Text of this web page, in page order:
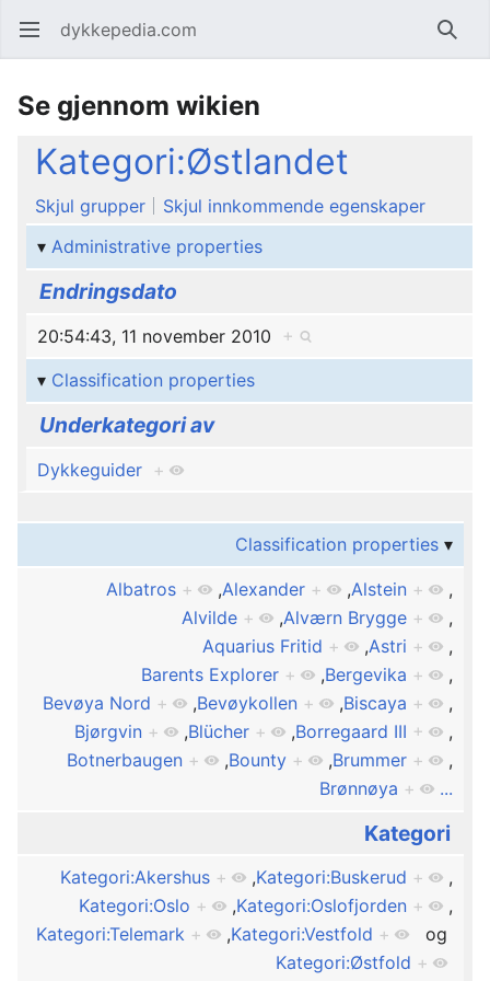
Åpne hovedmenyen dykkepedia.com Søk
Se gjennom wikien
Kategori:Østlandet
Skjul grupper
Skjul innkommende egenskaper
Administrative properties
Endringsdato
20:54:43, 11 november 2010 +
Classification properties
Underkategori av
Dykkeguider +
Classification properties
Albatros + ,Alexander + ,Alstein +
,
Alvilde + ,Alværn Brygge +
,
Aquarius Fritid + ,Astri +
,
Barents Explorer + ,Bergevika +
,
Bevøya Nord + ,Bevøykollen + ,Biscaya +
,
Bjørgvin + ,Blücher + ,Borregaard III +
,
Botnerbaugen + ,Bounty + ,Brummer +
,
Brønnøya + ...
Kategori
Kategori:Akershus + ,Kategori:Buskerud +
,
Kategori:Oslo + ,Kategori:Oslofjorden +
,
Kategori:Telemark + ,Kategori:Vestfold +
og
Kategori:Østfold +